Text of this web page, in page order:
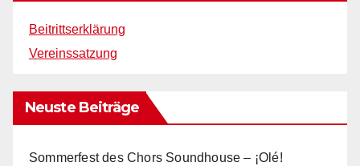
Beitrittserklärung
Vereinssatzung
Neuste Beiträge
Sommerfest des Chors Soundhouse – ¡Olé!